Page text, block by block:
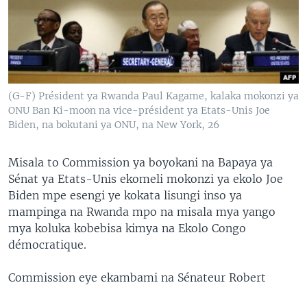
SÉCURITÉ
SCIENCE/TECHNOLOGIE
SPORTS
(G-F) Président ya Rwanda Paul Kagame, kalaka mokonzi ya
ONU Ban Ki-moon na vice-président ya Etats-Unis Joe
Biden, na bokutani ya ONU, na New York, 26
Misala to Commission ya boyokani na Bapaya ya
Sénat ya Etats-Unis ekomeli mokonzi ya ekolo Joe
Biden mpe esengi ye kokata lisungi inso ya
mampinga na Rwanda mpo na misala mya yango
mya koluka kobebisa kimya na Ekolo Congo
démocratique.
Commission eye ekambami na Sénateur Robert